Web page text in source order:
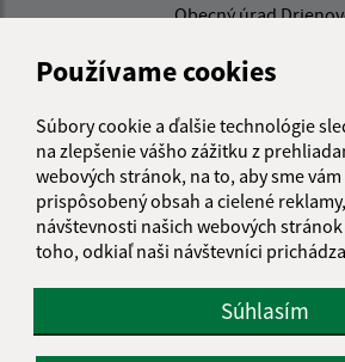
Používame cookies
Súbory cookie a ďalšie technológie
na zlepšenie vášho zážitku z
webových stránok, na to, aby sme
prispôsobený obsah a cielené
návštevnosti našich webových
toho, odkiaľ naši návštevníci
Súhlasím
Obecný úrad
044 01 Drienovec
+421 554 602 202
IČO: 00324108